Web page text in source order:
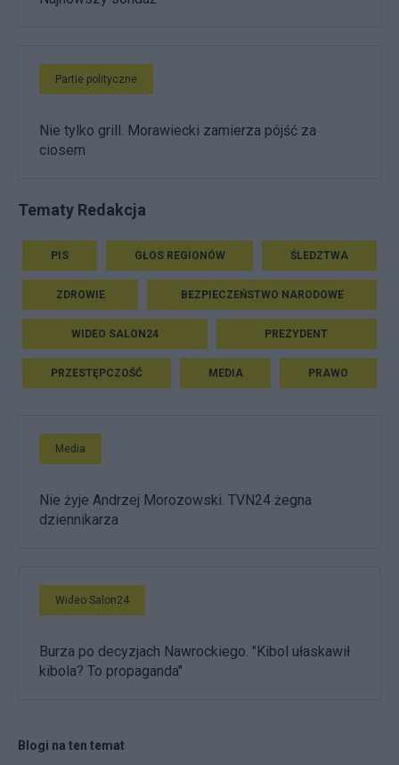
Partie polityczne
Nie tylko grill. Morawiecki zamierza pójść za
ciosem
Tematy Redakcja
PIS GŁOS REGIONÓW ŚLEDZTWA
ZDROWIE BEZPIECZEŃSTWO NARODOWE
WIDEO SALON24 PREZYDENT
PRZESTĘPCZOŚĆ MEDIA PRAWO
Media
Nie żyje Andrzej Morozowski. TVN24 żegna
dziennikarza
Wideo Salon24
Burza po decyzjach Nawrockiego. "Kibol ułaskawił
kibola? To propaganda"
Blogi na ten temat